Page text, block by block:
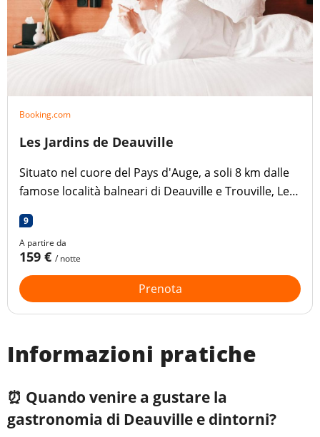
Booking.com
Les Jardins de Deauville
Situato nel cuore del Pays d'Auge, a soli 8 km dalle
famose località balneari di Deauville e Trouville, Les
all'aperto. Gli animali domestici sono ammessi.
9
A partire da
159 € / notte
Prenota
Informazioni pratiche
⏰ Quando venire a gustare la
gastronomia di Deauville e dintorni?